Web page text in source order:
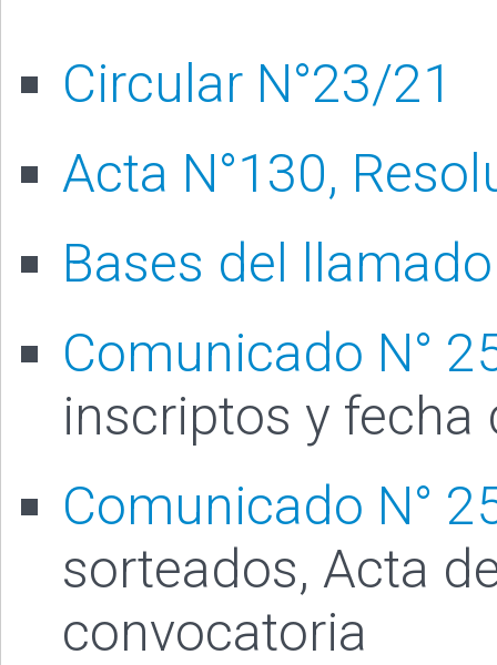
Circular N°23/21
Acta N°130,
Bases del llamado
Comunicado N°
inscriptos y fecha
Comunicado N°
sorteados, Acta
convocatoria